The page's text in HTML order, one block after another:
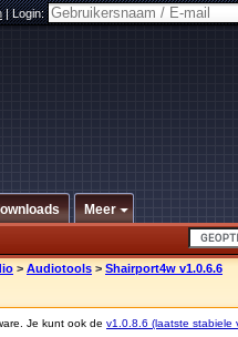
|Login:
Meer
> Audiotools > Shairport4w v1.0.6.6
Je kunt ook de v1.0.8.6 (laatste stabiele